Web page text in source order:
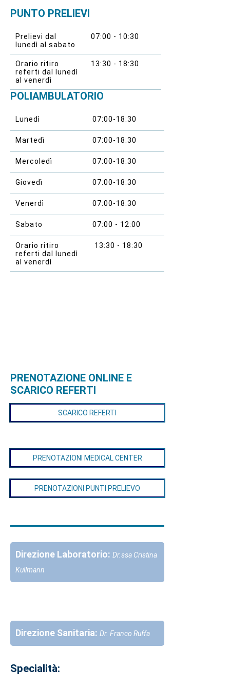
PUNTO PRELIEVI
Prelievi dal
lunedì al sabato
07:00 - 10:30
Orario ritiro
referti dal lunedì
al venerdì
13:30 - 18:30
POLIAMBULATORIO
Lunedì 07:00-18:30
Martedì 07:00-18:30
Mercoledì 07:00-18:30
Giovedì 07:00-18:30
Venerdì 07:00-18:30
Sabato 07:00 - 12:00
Orario ritiro
referti dal lunedì
al venerdì
13:30 - 18:30
PRENOTAZIONE ONLINE E
SCARICO REFERTI
SCARICO REFERTI
PRENOTAZIONI MEDICAL CENTER
PRENOTAZIONI PUNTI PRELIEVO
Direzione Laboratorio: Dr.ssa Cristina
Kullmann
Direzione Sanitaria: Dr. Franco Ruffa
Specialità: